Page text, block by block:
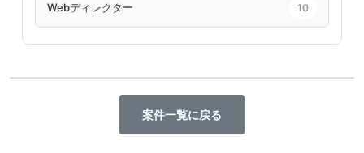
Webディレクター 10
案件一覧に戻る